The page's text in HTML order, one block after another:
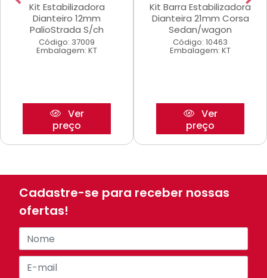
Kit Estabilizadora
Dianteiro 12mm
PalioStrada S/ch
Código: 37009
Embalagem: KT
Ver
preço
Kit Barra Estabilizadora
Dianteira 21mm Corsa
Sedan/wagon
Código: 10463
Embalagem: KT
Ver
preço
Cadastre-se para receber nossas
ofertas!